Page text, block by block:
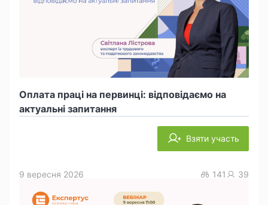
Оплата праці на первинці: відповідаємо на
актуальні запитання
Взяти участь
9 вересня 2026 141 39